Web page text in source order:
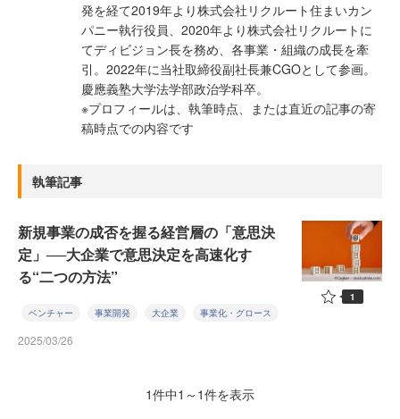
発を経て2019年より株式会社リクルート住まいカン
パニー執行役員、2020年より株式会社リクルートに
てディビジョン長を務め、各事業・組織の成長を牽
引。2022年に当社取締役副社長兼CGOとして参画。
慶應義塾大学法学部政治学科卒。
※プロフィールは、執筆時点、または直近の記事の寄
稿時点での内容です
執筆記事
新規事業の成否を握る経営層の「意思決
定」──大企業で意思決定を高速化す
る“二つの方法”
ベンチャー 事業開発 大企業 事業化・グロース
2025/03/26
1
1件中1～1件を表示